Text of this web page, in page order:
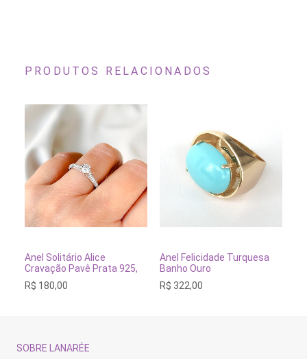
PRODUTOS RELACIONADOS
VER OPÇÕES
tem
várias
variantes.
As
na
página
Anel Solitário Alice
Cravação Pavê Prata 925,
R$ 180,00
VER OPÇÕES
tem
várias
As
Anel Felicidade Turquesa
Banho Ouro
R$ 322,00
SOBRE LANARÉE